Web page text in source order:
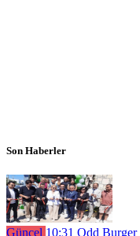
Son Haberler
Güncel 10:31 Odd Burger